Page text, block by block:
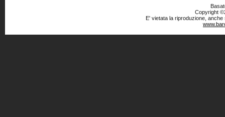
Copyright
E' vietata la riproduzione,